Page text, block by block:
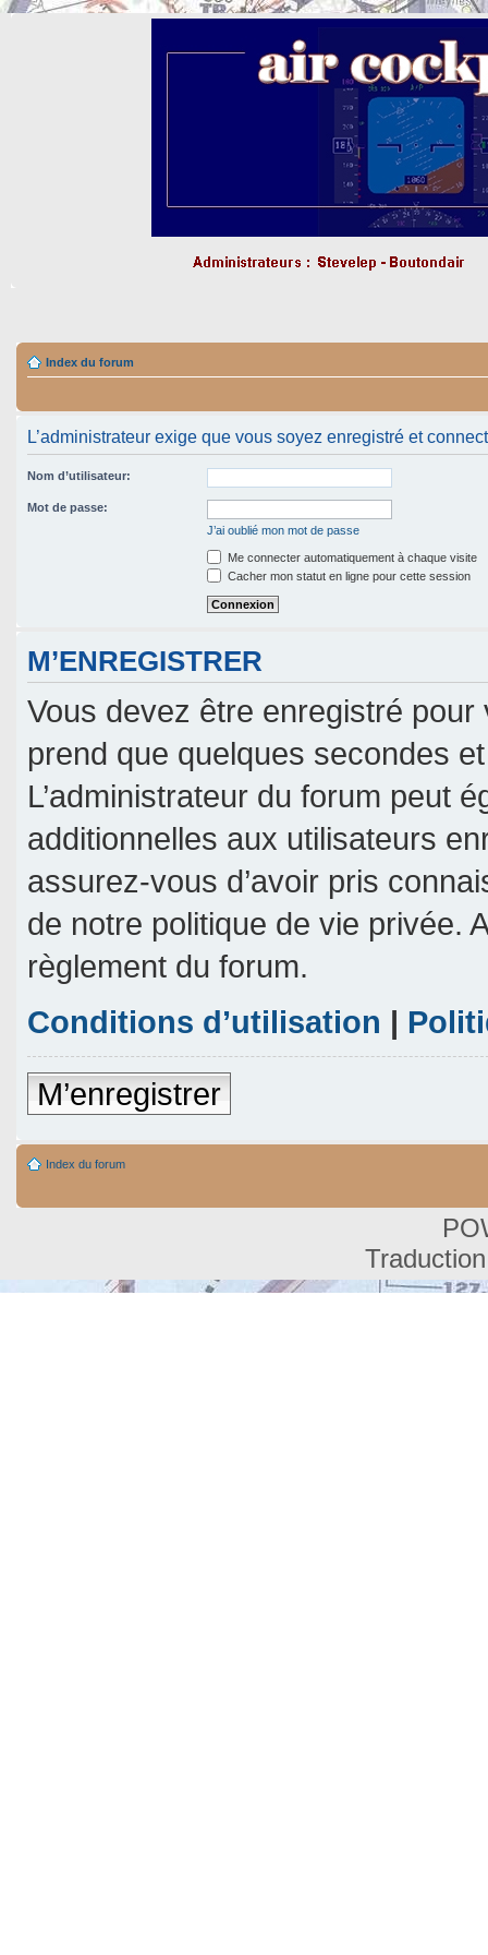
Index du forum
L’administrateur exige que vous soyez enregistré et
Nom d’utilisateur:
Mot de passe:
J’ai oublié mon mot de passe
Me connecter automatiquement à chaque visite
Cacher mon statut en ligne pour cette session
M’ENREGISTRER
Vous devez être enregistré pour
prend que quelques secondes
L’administrateur du forum peut
additionnelles aux utilisateurs
assurez-vous d’avoir pris
de notre politique de vie privée.
règlement du forum.
Conditions d’utilisation |
M’enregistrer
Index du forum